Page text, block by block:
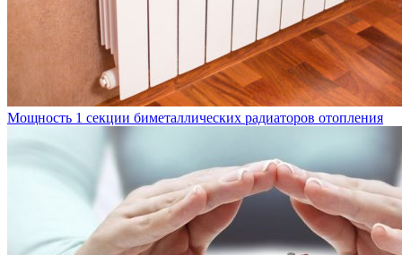
Мощность 1 секции биметаллических радиаторов отопления